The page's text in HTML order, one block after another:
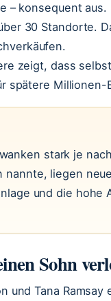
– konsequent
30 Standorte.
zeigt, dass
spätere Millionen-
stark je
nannte, liegen
und die
Sohn
und Tana